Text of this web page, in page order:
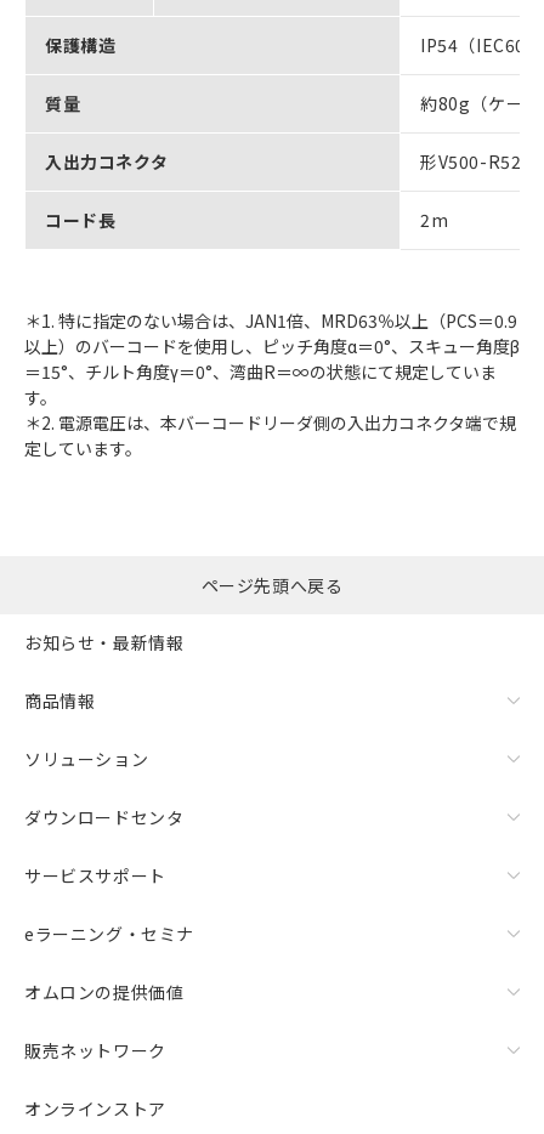
保護構造 IP54（
質量 約80g（ケー
入出力コネクタ 形V500-
コード長 2m
＊1. 特に指定のない場合は、JAN1倍、MRD63％以上（PCS＝0.9
以上）のバーコードを使用し、ピッチ角度α＝0°、スキュー角度β
＝15°、チルト角度γ＝0°、湾曲R＝∞の状態にて規定していま
す。
＊2. 電源電圧は、本バーコードリーダ側の入出力コネクタ端で規
定しています。
ページ先頭へ戻る
お知らせ・最新情報
商品情報
ソリューション
ダウンロードセンタ
サービスサポート
eラーニング・セミナ
オムロンの提供価値
販売ネットワーク
オンラインストア